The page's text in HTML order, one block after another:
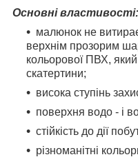
Основні властивості:
малюнок не
верхнім прозорим
кольорової ПВХ,
скатертини;
висока ступінь
поверхня водо - і
стійкість до дії
різноманітні